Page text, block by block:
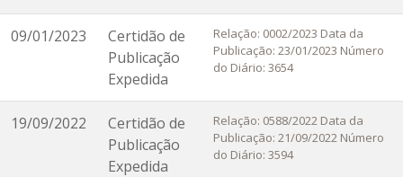
09/01/2023
Certidão de
Publicação
Expedida
Relação: 0002/2023 Data da
Publicação: 23/01/2023 Número
do Diário: 3654
19/09/2022
Certidão de
Publicação
Expedida
Relação: 0588/2022 Data da
Publicação: 21/09/2022 Número
do Diário: 3594